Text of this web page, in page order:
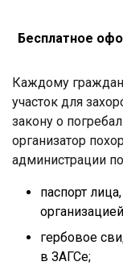
Бесплатное
Каждому
участок для
закону о
организатор
администрации
паспорт
гербовое
в ЗАГСе;